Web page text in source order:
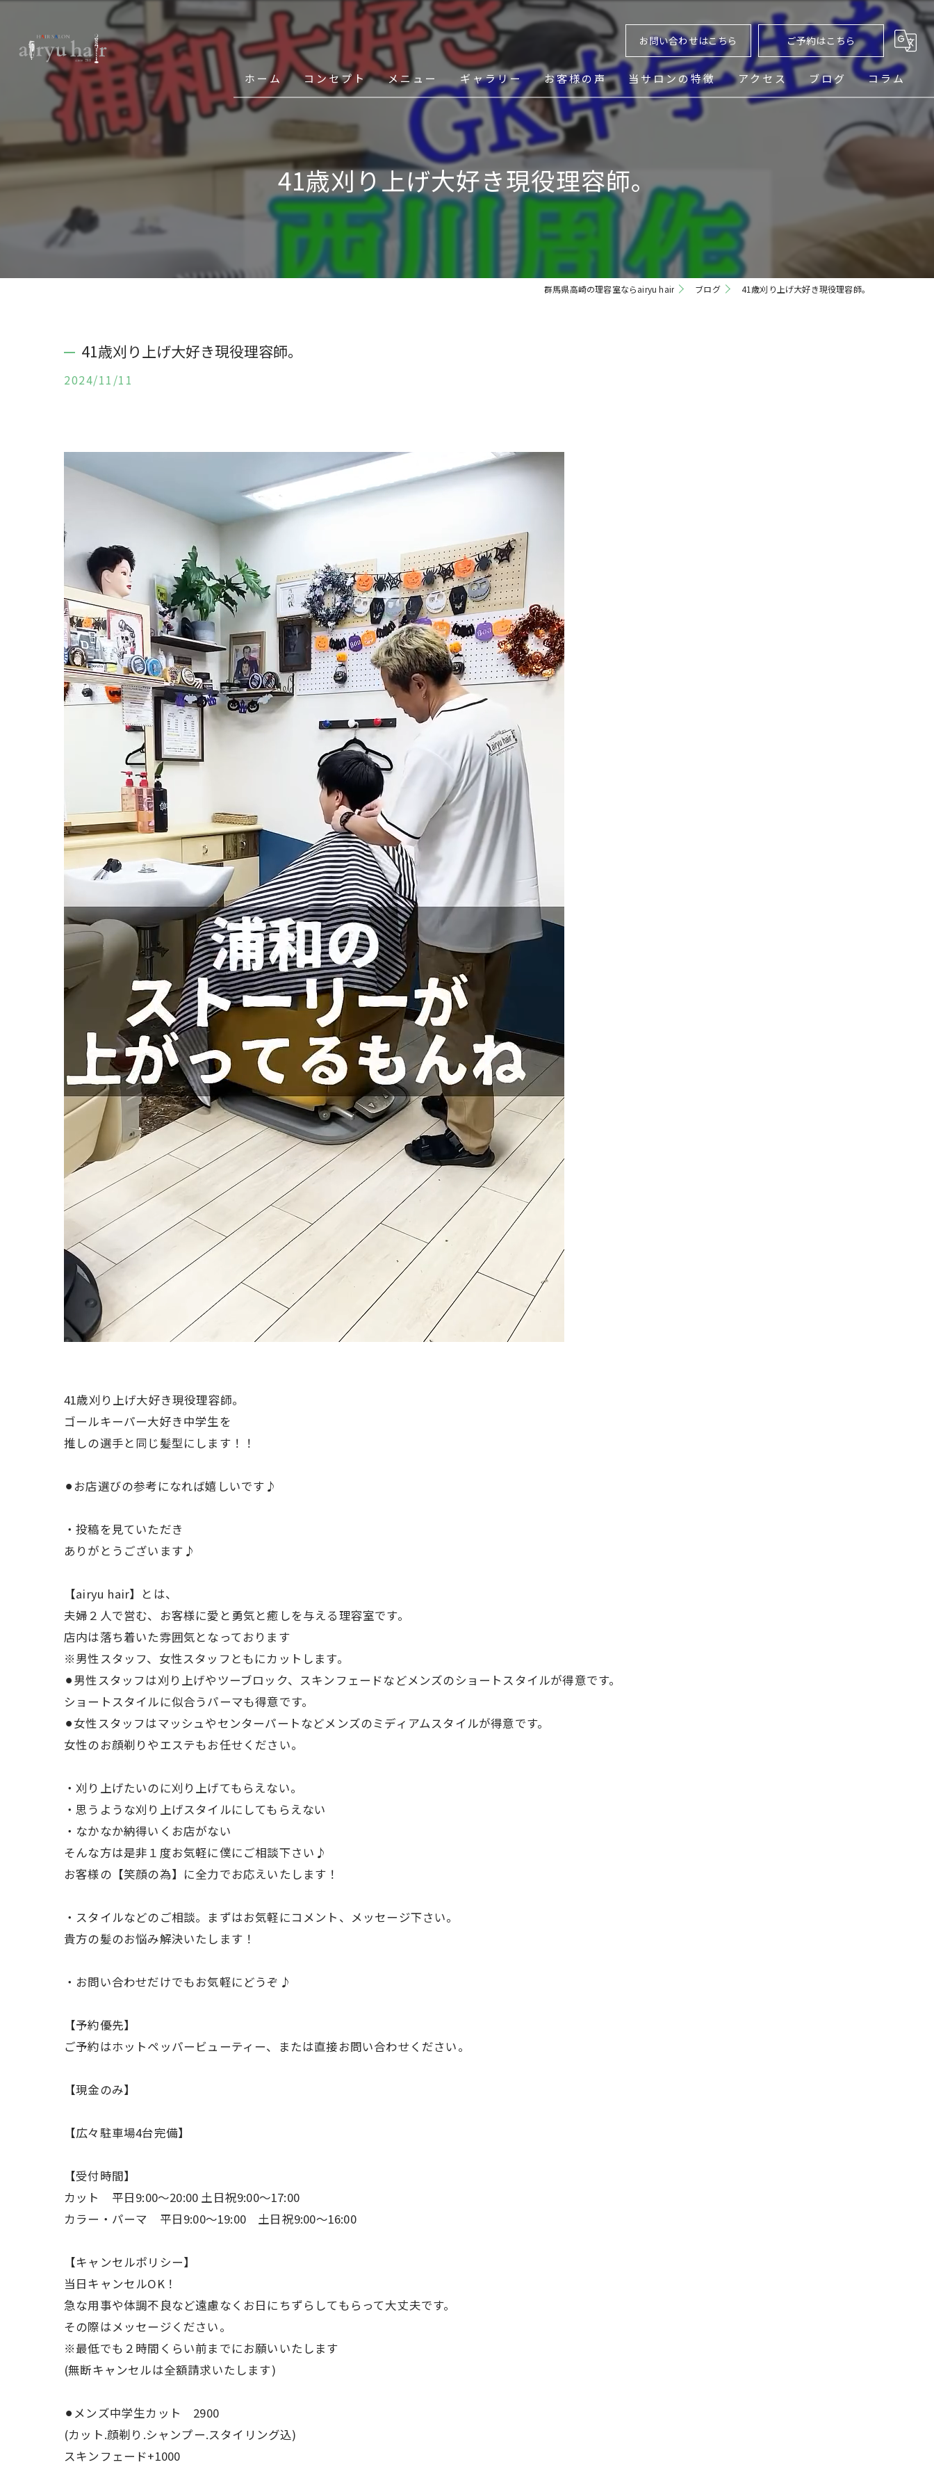
お問い合わせはこちら ご予約はこちら
ホーム コンセプト
スタッフ
メニュー ギャラリー お客様の声 当サロンの特徴
メンズ
フェード
パーマ
アクセス ブログ コラム
41歳刈り上げ大好き現役理容師。
群馬県高崎の理容室ならairyu hair ブログ 41歳刈り上げ大好き現役理容師。
41歳刈り上げ大好き現役理容師。
2024/11/11
41歳刈り上げ大好き現役理容師。
ゴールキーパー大好き中学生を
推しの選手と同じ髪型にします！！
⚫︎お店選びの参考になれば嬉しいです♪
・投稿を見ていただき
ありがとうございます♪
【airyu hair】とは、
夫婦２人で営む、お客様に愛と勇気と癒しを与える理容室です。
店内は落ち着いた雰囲気となっております
※男性スタッフ、女性スタッフともにカットします。
⚫︎男性スタッフは刈り上げやツーブロック、スキンフェードなどメンズのショートスタイルが得意です。
ショートスタイルに似合うパーマも得意です。
⚫︎女性スタッフはマッシュやセンターパートなどメンズのミディアムスタイルが得意です。
女性のお顔剃りやエステもお任せください。
・刈り上げたいのに刈り上げてもらえない。
・思うような刈り上げスタイルにしてもらえない
・なかなか納得いくお店がない
そんな方は是非１度お気軽に僕にご相談下さい♪
お客様の【笑顔の為】に全力でお応えいたします！
・スタイルなどのご相談。まずはお気軽にコメント、メッセージ下さい。
貴方の髪のお悩み解決いたします！
・お問い合わせだけでもお気軽にどうぞ♪
【予約優先】
ご予約はホットペッパービューティー、または直接お問い合わせください。
【現金のみ】
【広々駐車場4台完備】
【受付時間】
カット 平日9:00〜20:00 土日祝9:00〜17:00
カラー・パーマ 平日9:00〜19:00 土日祝9:00〜16:00
【キャンセルポリシー】
当日キャンセルOK！
急な用事や体調不良など遠慮なくお日にちずらしてもらって大丈夫です。
その際はメッセージください。
※最低でも２時間くらい前までにお願いいたします
(無断キャンセルは全額請求いたします)
⚫︎メンズ中学生カット 2900
(カット.顔剃り.シャンプー.スタイリング込)
スキンフェード+1000